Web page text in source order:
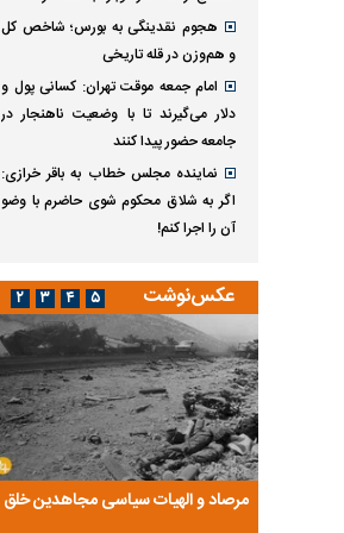
هجوم نقدینگی به بورس؛ شاخص کل
و هم‌وزن در قله تاریخی
امام جمعه موقت تهران: کسانی پول و
دلار می‌گیرند تا با وضعیت ناهنجار در
جامعه حضور پیدا کنند
نماینده مجلس خطاب به باقر خرازی:
اگر به شلاق محکوم شوی حاضرم با وضو
آن را اجرا کنم!
عکس‌نوشت
مرصاد و الهیات سیاسی مجاهدین خلق
۲ ۳ ۴ ۵